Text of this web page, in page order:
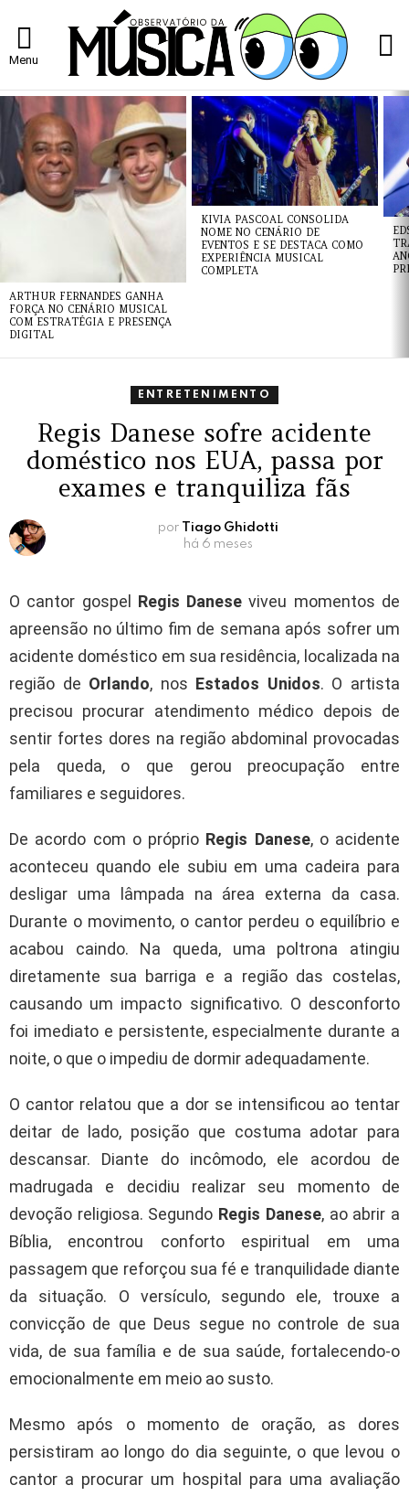
Menu
ÚLTIMAS
NOTÍCIAS
ARTHUR FERNANDES GANHA
FORÇA NO CENÁRIO MUSICAL
COM ESTRATÉGIA E PRESENÇA
DIGITAL
KIVIA PASCOAL CONSOLIDA
NOME NO CENÁRIO DE
EVENTOS E SE DESTACA COMO
EXPERIÊNCIA MUSICAL
COMPLETA
ENTRETENIMENTO
Regis Danese sofre acidente
doméstico nos EUA, passa por
exames e tranquiliza fãs
por
Tiago Ghidotti
há 6 meses
O cantor gospel Regis Danese viveu momentos de
apreensão no último fim de semana após sofrer um
acidente doméstico em sua residência, localizada na
região de Orlando, nos Estados Unidos. O artista
precisou procurar atendimento médico depois de
sentir fortes dores na região abdominal provocadas
pela queda, o que gerou preocupação entre
familiares e seguidores.
De acordo com o próprio Regis Danese, o acidente
aconteceu quando ele subiu em uma cadeira para
desligar uma lâmpada na área externa da casa.
Durante o movimento, o cantor perdeu o equilíbrio e
acabou caindo. Na queda, uma poltrona atingiu
diretamente sua barriga e a região das costelas,
causando um impacto significativo. O desconforto
foi imediato e persistente, especialmente durante a
noite, o que o impediu de dormir adequadamente.
O cantor relatou que a dor se intensificou ao tentar
deitar de lado, posição que costuma adotar para
descansar. Diante do incômodo, ele acordou de
madrugada e decidiu realizar seu momento de
devoção religiosa. Segundo Regis Danese, ao abrir a
Bíblia, encontrou conforto espiritual em uma
passagem que reforçou sua fé e tranquilidade diante
da situação. O versículo, segundo ele, trouxe a
convicção de que Deus segue no controle de sua
vida, de sua família e de sua saúde, fortalecendo-o
emocionalmente em meio ao susto.
Mesmo após o momento de oração, as dores
persistiram ao longo do dia seguinte, o que levou o
cantor a procurar um hospital para uma avaliação